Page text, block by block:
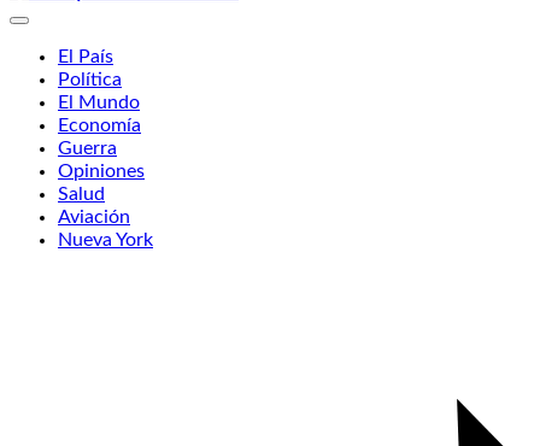
El País
Política
El Mundo
Economía
Guerra
Opiniones
Salud
Aviación
Nueva York